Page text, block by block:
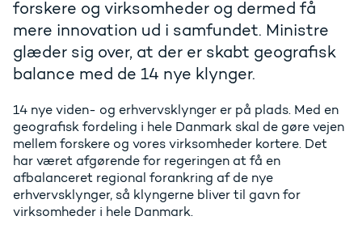
forskere og virksomheder og dermed få
mere innovation ud i samfundet. Ministre
glæder sig over, at der er skabt geografisk
balance med de 14 nye klynger.
14 nye viden- og erhvervsklynger er på plads. Med en
geografisk fordeling i hele Danmark skal de gøre vejen
mellem forskere og vores virksomheder kortere. Det
har været afgørende for regeringen at få en
afbalanceret regional forankring af de nye
erhvervsklynger, så klyngerne bliver til gavn for
virksomheder i hele Danmark.